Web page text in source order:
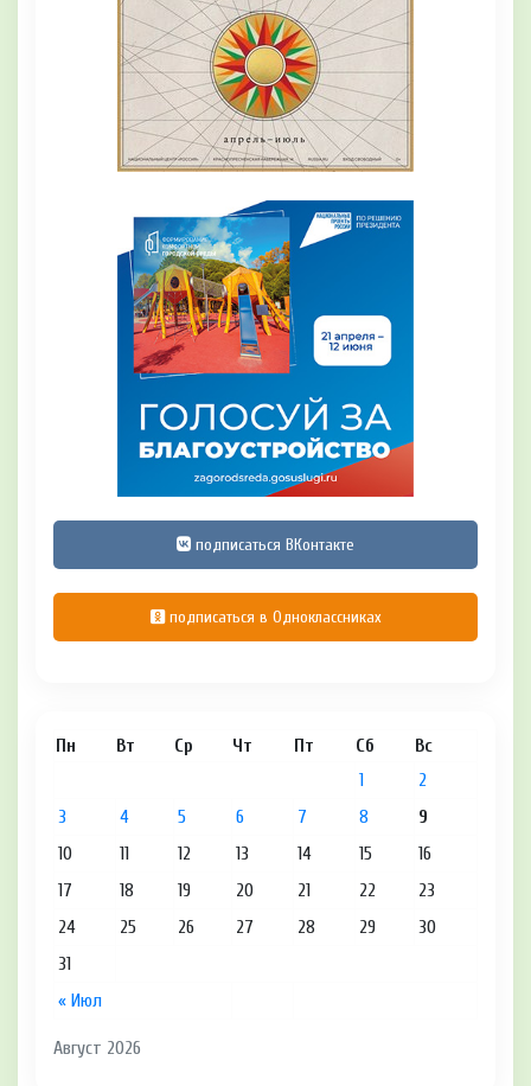
подписаться ВКонтакте
подписаться в Одноклассниках
Август 2026
Пн Вт Ср Чт Пт Сб Вс
« Июл
1
2
3
4 5 6 7 8
9
10
11 12 13 14 15
16
17
18 19 20 21 22
23
24
25 26 27 28 29
30
31